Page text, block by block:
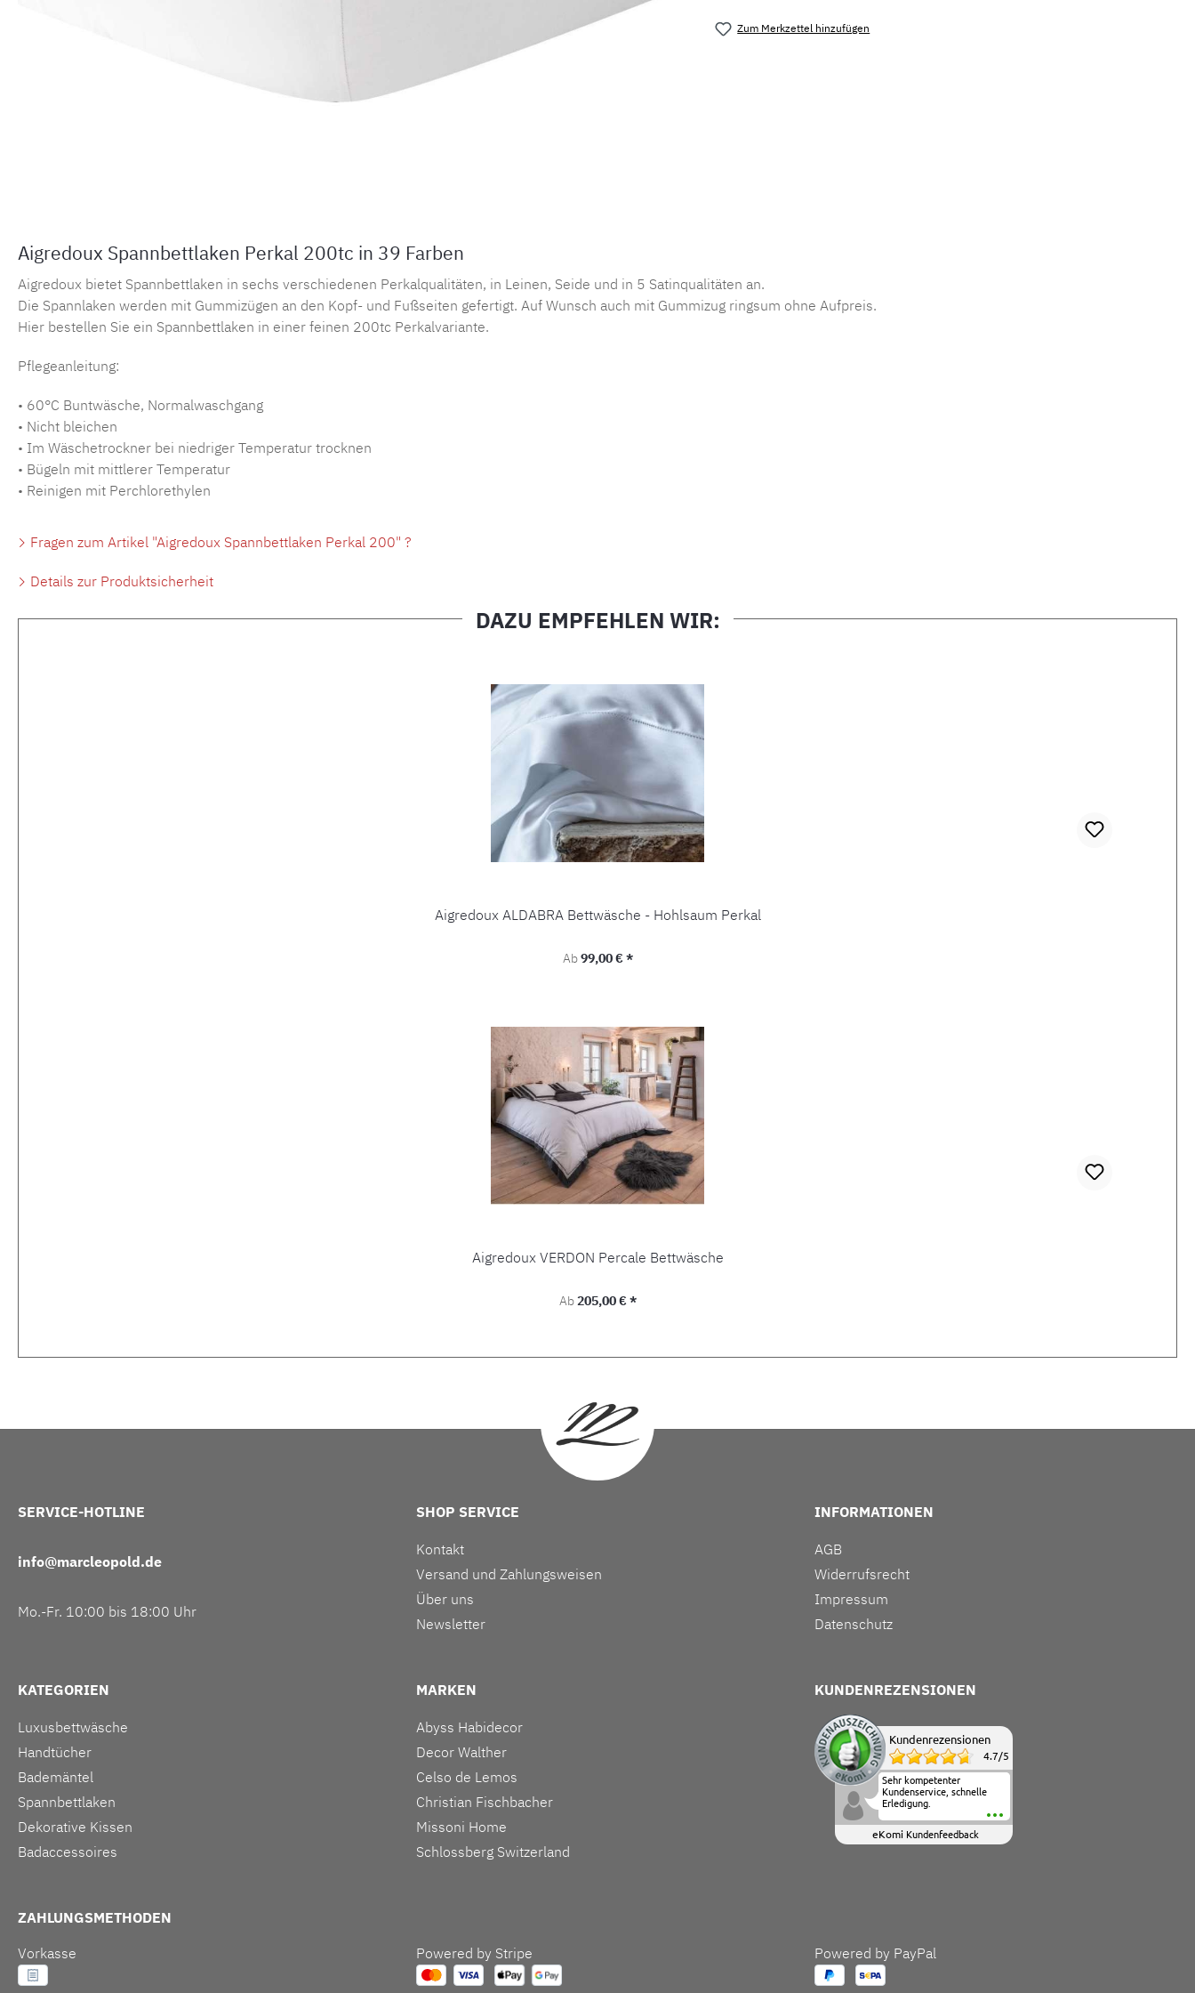
Zum Merkzettel hinzufügen
Aigredoux Spannbettlaken Perkal 200tc in 39 Farben
Aigredoux bietet Spannbettlaken in sechs verschiedenen Perkalqualitäten, in Leinen, Seide und in 5 Satinqualitäten an.
Die Spannlaken werden mit Gummizügen an den Kopf- und Fußseiten gefertigt. Auf Wunsch auch mit Gummizug ringsum ohne Aufpreis.
Hier bestellen Sie ein Spannbettlaken in einer feinen 200tc Perkalvariante.
Pflegeanleitung:
• 60°C Buntwäsche, Normalwaschgang
• Nicht bleichen
• Im Wäschetrockner bei niedriger Temperatur trocknen
• Bügeln mit mittlerer Temperatur
• Reinigen mit Perchlorethylen
Fragen zum Artikel "Aigredoux Spannbettlaken Perkal 200" ?
Details zur Produktsicherheit
DAZU EMPFEHLEN WIR:
Aigredoux ALDABRA Bettwäsche - Hohlsaum Perkal
Regulärer Preis:
Ab99,00 € *
Aigredoux VERDON Percale Bettwäsche
Regulärer Preis:
Ab205,00 € *
SERVICE-HOTLINE
info@marcleopold.de
Mo.-Fr. 10:00 bis 18:00 Uhr
SHOP SERVICE
Kontakt
Versand und Zahlungsweisen
Über uns
Newsletter
INFORMATIONEN
AGB
Widerrufsrecht
Impressum
Datenschutz
KATEGORIEN
Luxusbettwäsche
Handtücher
Bademäntel
Spannbettlaken
Dekorative Kissen
Badaccessoires
MARKEN
Abyss Habidecor
Decor Walther
Celso de Lemos
Christian Fischbacher
Missoni Home
Schlossberg Switzerland
KUNDENREZENSIONEN
Kundenrezensionen
4.7/5
Sehr kompetenter
Kundenservice, schnelle
Erledigung.
eKomi Kundenfeedback
ZAHLUNGSMETHODEN
Vorkasse
Powered by Stripe Powered by PayPal